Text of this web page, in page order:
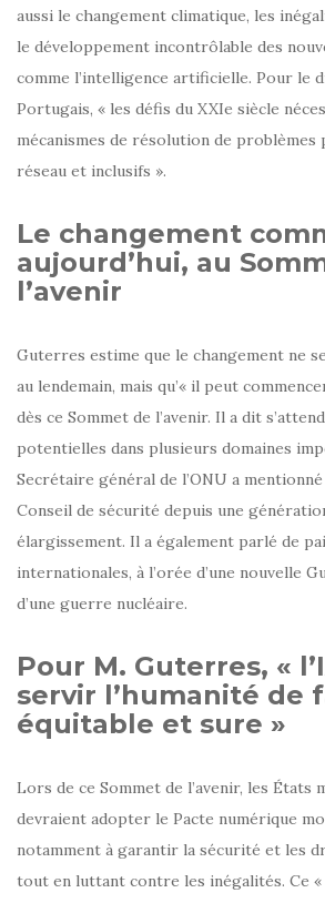
aussi le changement climatique, les
le développement incontrôlable des
comme l’intelligence artificielle. Pour le
Portugais, « les défis du XXIe siècle
mécanismes de résolution de problèmes
réseau et inclusifs ».
Le changement
aujourd’hui, au
l’avenir
Guterres estime que le changement ne
au lendemain, mais qu’« il peut
dès ce Sommet de l’avenir. Il a dit
potentielles dans plusieurs domaines
Secrétaire général de l’ONU a
Conseil de sécurité depuis une
élargissement. Il a également parlé de
internationales, à l’orée d’une nouvelle
d’une guerre nucléaire.
Pour M. Guterres, «
servir l’humanité de
équitable et sure »
Lors de ce Sommet de l’avenir, les États
devraient adopter le Pacte numérique
notamment à garantir la sécurité et les
tout en luttant contre les inégalités. Ce